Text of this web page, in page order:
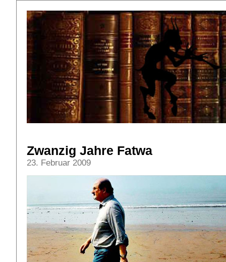
Zwanzig Jahre Fatwa
23. Februar 2009